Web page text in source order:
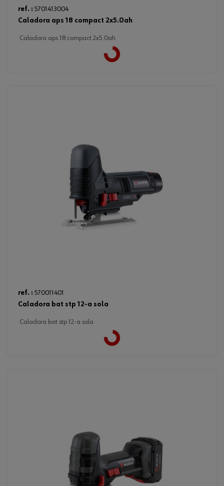
ref. : 5701413004
caladora aps 18 compact 2x5.0ah
caladora aps 18 compact 2x5.0ah
Loading...
ref. : 570011401
caladora bat stp 12-a sola
caladora bat stp 12-a sola
Loading...